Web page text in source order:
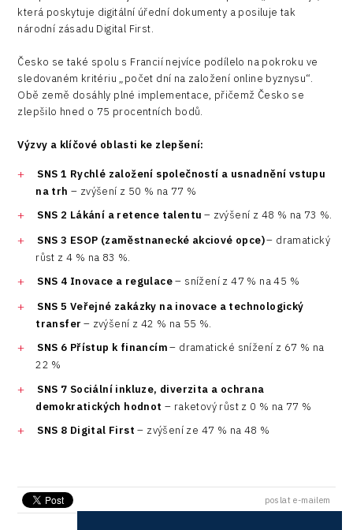
která poskytuje digitální úřední dokumenty a posiluje tak
národní zásadu Digital First.
Česko se také spolu s Francií nejvíce podílelo na pokroku ve
sledovaném kritériu „počet dní na založení online byznysu“.
Obě země dosáhly plné implementace, přičemž Česko se
zlepšilo hned o 75 procentních bodů.
Výzvy a klíčové oblasti ke zlepšení:
SNS 1 Rychlé založení společností a usnadnění vstupu
na trh – zvýšení z 50 % na 77 %
SNS 2 Lákání a retence talentu – zvýšení z 48 % na 73 %.
SNS 3 ESOP (zaměstnanecké akciové opce)– dramatický
růst z 4 % na 83 %.
SNS 4 Inovace a regulace– snížení z 47 % na 45 %
SNS 5 Veřejné zakázky na inovace a technologický
transfer – zvýšení z 42 % na 55 %.
SNS 6 Přístup k financím– dramatické snížení z 67 % na
22 %
SNS 7 Sociální inkluze, diverzita a ochrana
demokratických hodnot – raketový růst z 0 % na 77 %
SNS 8 Digital First – zvýšení ze 47 % na 48 %
poslat e-mailem